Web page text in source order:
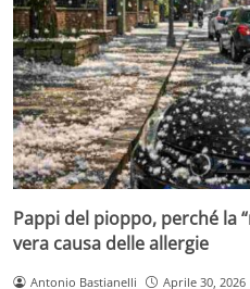
Pappi del pioppo, perché la
vera causa delle allergie
Antonio Bastianelli Aprile 30, 2026